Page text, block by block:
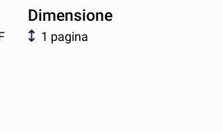
Dimensione
1 pagina